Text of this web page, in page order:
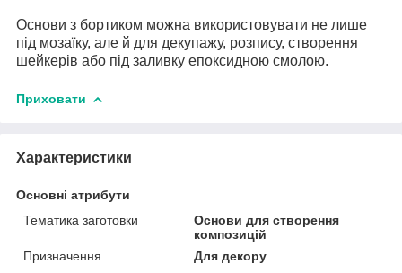
Основи з бортиком можна використовувати не лише
під мозаїку, але й для декупажу, розпису, створення
шейкерів або під заливку епоксидною смолою.
Приховати
Характеристики
Основні атрибути
Тематика заготовки
Основи для створення
композицій
Призначення
Для декору